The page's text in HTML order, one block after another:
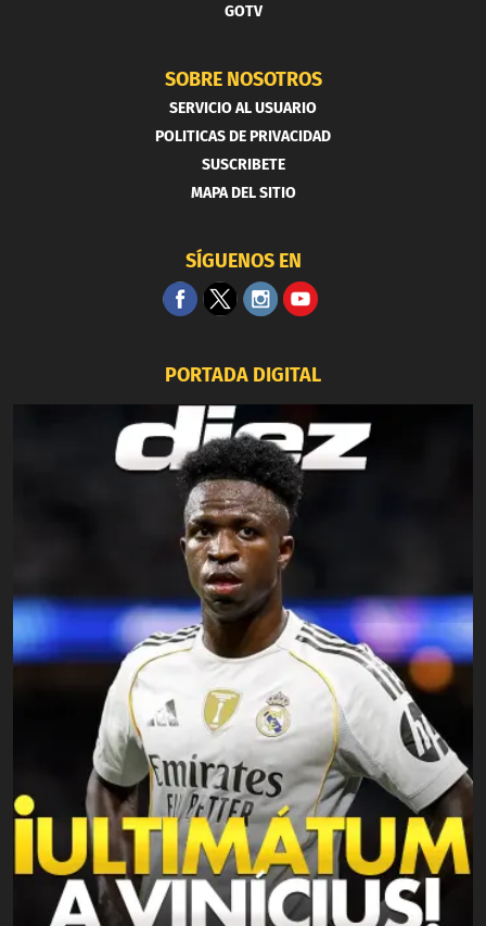
GOTV
SOBRE NOSOTROS
SERVICIO AL USUARIO
POLITICAS DE PRIVACIDAD
SUSCRIBETE
MAPA DEL SITIO
SÍGUENOS EN
PORTADA DIGITAL